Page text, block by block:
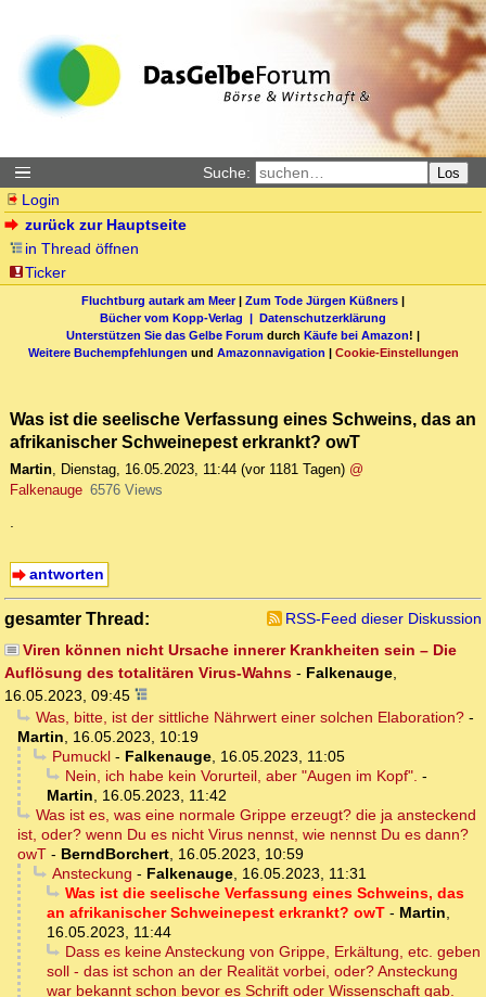
Suche: Los
Login
zurück zur Hauptseite
in Thread öffnen
Ticker
Fluchtburg autark am Meer| Zum Tode Jürgen Küßners |
Bücher vom Kopp-Verlag | Datenschutzerklärung
Unterstützen Sie das Gelbe Forum durch Käufe bei Amazon! |
Weitere Buchempfehlungen und Amazonnavigation | Cookie-Einstellungen
Was ist die seelische Verfassung eines Schweins, das an
afrikanischer Schweinepest erkrankt? owT
Martin, Dienstag, 16.05.2023, 11:44 (vor 1181 Tagen) @
Falkenauge 6576 Views
.
antworten
gesamter Thread:
RSS-Feed dieser Diskussion
Viren können nicht Ursache innerer Krankheiten sein – Die
Auflösung des totalitären Virus-Wahns - Falkenauge,
16.05.2023, 09:45
Was, bitte, ist der sittliche Nährwert einer solchen Elaboration?-
Martin, 16.05.2023, 10:19
Pumuckl- Falkenauge, 16.05.2023, 11:05
Nein, ich habe kein Vorurteil, aber "Augen im Kopf". -
Martin, 16.05.2023, 11:42
Was ist es, was eine normale Grippe erzeugt? die ja ansteckend
ist, oder? wenn Du es nicht Virus nennst, wie nennst Du es dann?
owT - BerndBorchert, 16.05.2023, 10:59
Ansteckung - Falkenauge, 16.05.2023, 11:31
Was ist die seelische Verfassung eines Schweins, das
an afrikanischer Schweinepest erkrankt? owT - Martin,
16.05.2023, 11:44
Dass es keine Ansteckung von Grippe, Erkältung, etc. geben
soll - das ist schon an der Realität vorbei, oder? Ansteckung
war bekannt schon bevor es Schrift oder Wissenschaft gab.